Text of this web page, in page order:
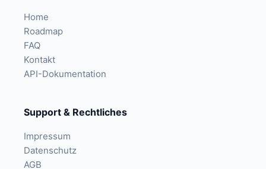
Home
Roadmap
FAQ
Kontakt
API-Dokumentation
Support & Rechtliches
Impressum
Datenschutz
AGB